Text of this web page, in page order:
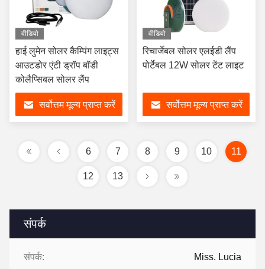
संपर्क
संपर्क: Miss. Lucia
वीडियो
हाई लुमेन सोलर कैम्पिंग लाइट्स
आउटडोर एंटी ड्रॉप बॉडी
कोलैप्सिबल सोलर लैंप
सर्वोत्तम मूल्य प्राप्त करें
वीडियो
रिचार्जेबल सोलर एलईडी लैंप
पोर्टेबल 12W सोलर टेंट लाइट
सर्वोत्तम मूल्य प्राप्त करें
6 7 8 9 10 11
12 13